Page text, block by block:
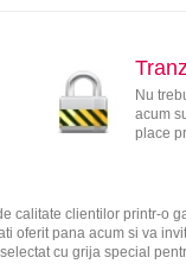
Nu
acum
place
calitate clientilor printr-o
oferit pana acum si va
cu grija special